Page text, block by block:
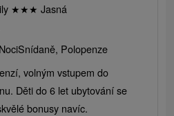
★★★ Jasná
Snídaně, Polopenze
volným vstupem do
Děti do 6 let ubytování se
bonusy navíc.